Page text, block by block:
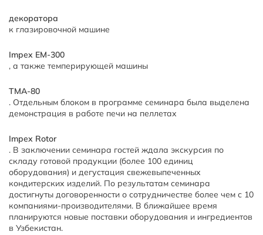
декоратора
к глазировочной машине
Impex EM-300
, а также темперирующей машины
ТМА-80
. Отдельным блоком в программе семинара была выделена
демонстрация в работе печи на пеллетах
Impex Rotor
. В заключении семинара гостей ждала экскурсия по
складу готовой продукции (более 100 единиц
оборудования) и дегустация свежевыпеченных
кондитерских изделий. По результатам семинара
достигнуты договоренности о сотрудничестве более чем с 10
компаниями-производителями. В ближайшее время
планируются новые поставки оборудования и ингредиентов
в Узбекистан.